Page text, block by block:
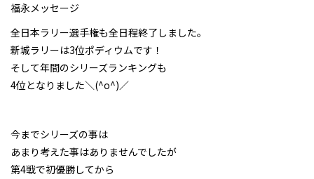
福永メッセージ
全日本ラリー選手権も全日程終了しました。
新城ラリーは3位ポディウムです！
そして年間のシリーズランキングも
4位となりました＼(^o^)／
今までシリーズの事は
あまり考えた事はありませんでしたが
第4戦で初優勝してから